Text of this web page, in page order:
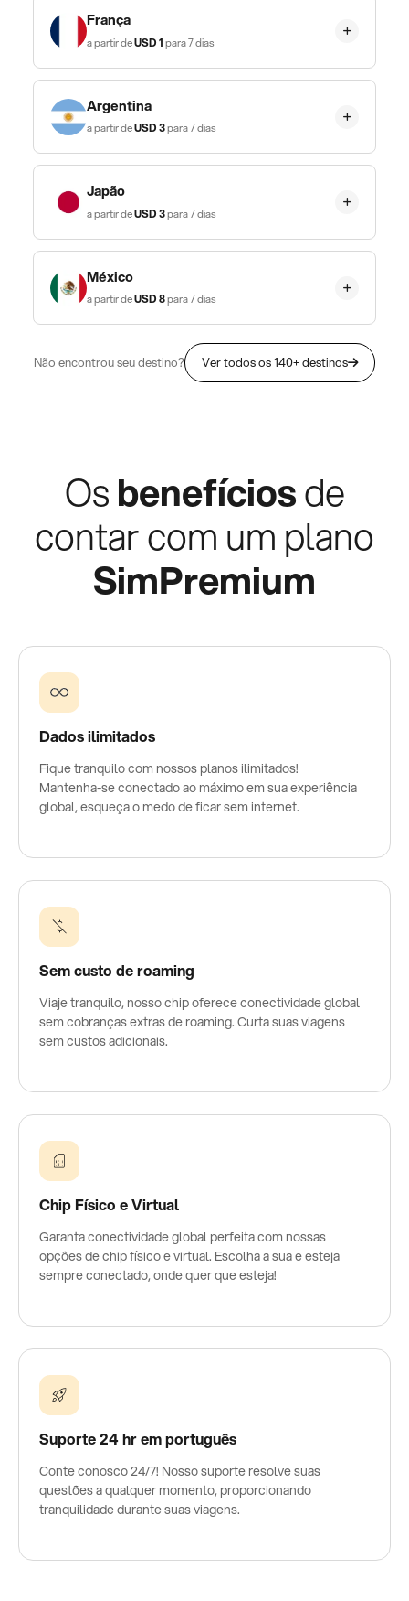
França
a partir deUSD1para 7 dias
Argentina
a partir deUSD3para 7 dias
Japão
a partir deUSD3para 7 dias
México
a partir deUSD8para 7 dias
Não encontrou seu destino? Ver todos os 140+ destinos
Osbenefíciosde
contar com um plano
SimPremium
Dados ilimitados
Fique tranquilo com nossos planos ilimitados!
Mantenha-se conectado ao máximo em sua experiência
global, esqueça o medo de ficar sem internet.
Sem custo de roaming
Viaje tranquilo, nosso chip oferece conectividade global
sem cobranças extras de roaming. Curta suas viagens
sem custos adicionais.
Chip Físico e Virtual
Garanta conectividade global perfeita com nossas
opções de chip físico e virtual. Escolha a sua e esteja
sempre conectado, onde quer que esteja!
Suporte 24 hr em português
Conte conosco 24/7! Nosso suporte resolve suas
questões a qualquer momento, proporcionando
tranquilidade durante suas viagens.